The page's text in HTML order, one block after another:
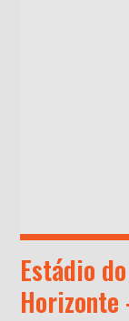
Estádio
Horizonte